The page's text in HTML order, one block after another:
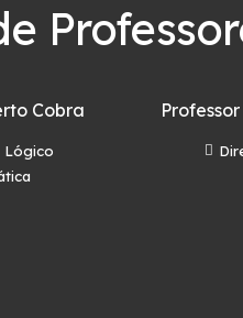
Cobra
Lógico